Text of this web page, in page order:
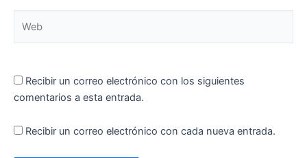
Recibir un correo electrónico con los siguientes
comentarios a esta entrada.
Recibir un correo electrónico con cada nueva entrada.